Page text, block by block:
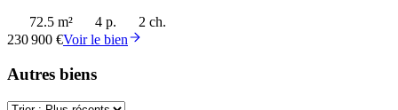
72.5 m² 4 p.
2 ch.
230 900 €Voir le bien
Autres biens